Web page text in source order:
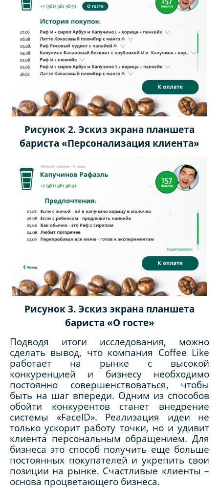
Рисунок 2. Эскиз экрана планшета
бариста «Персонализация клиента»
Рисунок 3. Эскиз экрана планшета
бариста «О госте»
Подводя итоги исследования, можно
сделать вывод, что компания Coffee Like
работает на рынке с высокой
конкуренцией и бизнесу необходимо
постоянно совершенствоваться, чтобы
быть на шаг впереди. Одним из способов
обойти конкурентов станет внедрение
системы «FaceID». Реализация идеи не
только ускорит работу точки, но и удивит
клиента персональным обращением. Для
бизнеса это способ получить еще больше
постоянных покупателей и укрепить свои
позиции на рынке. Счастливые клиенты –
основа процветающего бизнеса.